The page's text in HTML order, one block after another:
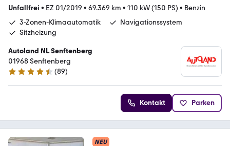
Unfallfrei • EZ 01/2019 • 69.369 km • 110 kW (150 PS) • Benzin
3-Zonen-Klimaautomatik
Navigationssystem
Sitzheizung
Autoland NL Senftenberg
01968 Senftenberg
4.7 Sterne
(89)
Kontakt Parken
NEU